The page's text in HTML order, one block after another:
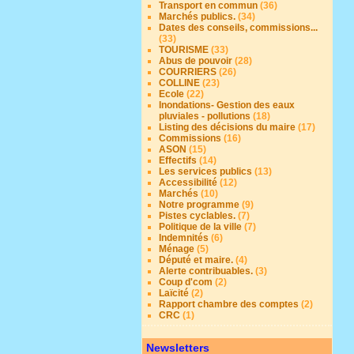
Transport en commun (36)
Marchés publics. (34)
Dates des conseils, commissions...
(33)
TOURISME (33)
Abus de pouvoir (28)
COURRIERS (26)
COLLINE (23)
Ecole (22)
Inondations- Gestion des eaux
pluviales - pollutions (18)
Listing des décisions du maire (17)
Commissions (16)
ASON (15)
Effectifs (14)
Les services publics (13)
Accessibilité (12)
Marchés (10)
Notre programme (9)
Pistes cyclables. (7)
Politique de la ville (7)
Indemnités (6)
Ménage (5)
Député et maire. (4)
Alerte contribuables. (3)
Coup d'com (2)
Laïcité (2)
Rapport chambre des comptes (2)
CRC (1)
Newsletters